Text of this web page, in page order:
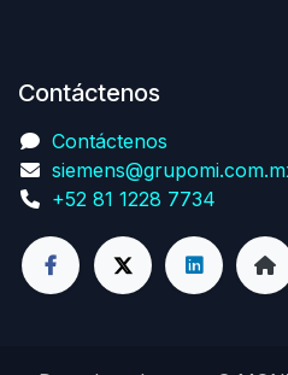
Contáctenos
Contáctenos
+52 81 1228 7734